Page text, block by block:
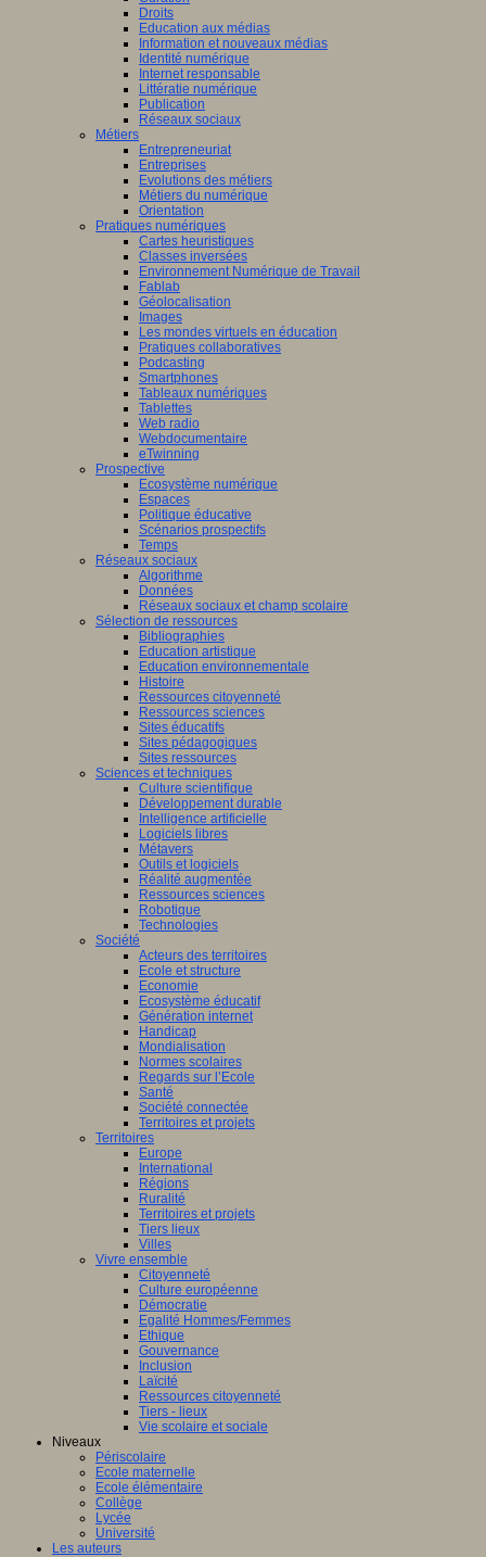
Droits
Education aux médias
Information et nouveaux médias
Identité numérique
Internet responsable
Littératie numérique
Publication
Réseaux sociaux
Métiers
Entrepreneuriat
Entreprises
Evolutions des métiers
Métiers du numérique
Orientation
Pratiques numériques
Cartes heuristiques
Classes inversées
Environnement Numérique de Travail
Fablab
Géolocalisation
Images
Les mondes virtuels en éducation
Pratiques collaboratives
Podcasting
Smartphones
Tableaux numériques
Tablettes
Web radio
Webdocumentaire
eTwinning
Prospective
Ecosystème numérique
Espaces
Politique éducative
Scénarios prospectifs
Temps
Réseaux sociaux
Algorithme
Données
Réseaux sociaux et champ scolaire
Sélection de ressources
Bibliographies
Education artistique
Education environnementale
Histoire
Ressources citoyenneté
Ressources sciences
Sites éducatifs
Sites pédagogiques
Sites ressources
Sciences et techniques
Culture scientifique
Développement durable
Intelligence artificielle
Logiciels libres
Métavers
Outils et logiciels
Réalité augmentée
Ressources sciences
Robotique
Technologies
Société
Acteurs des territoires
Ecole et structure
Economie
Ecosystème éducatif
Génération internet
Handicap
Mondialisation
Normes scolaires
Regards sur l’Ecole
Santé
Société connectée
Territoires et projets
Territoires
Europe
International
Régions
Ruralité
Territoires et projets
Tiers lieux
Villes
Vivre ensemble
Citoyenneté
Culture européenne
Démocratie
Egalité Hommes/Femmes
Ethique
Gouvernance
Inclusion
Laïcité
Ressources citoyenneté
Tiers - lieux
Vie scolaire et sociale
Niveaux
Périscolaire
Ecole maternelle
Ecole élémentaire
Collège
Lycée
Université
Les auteurs